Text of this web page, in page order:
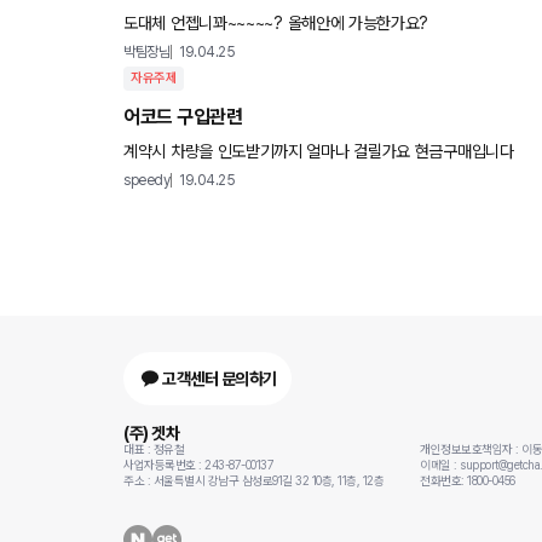
도대체 언젭니꽈~~~~~? 올해안에 가능한가요?
박팀장님 19.04.25
자유주제
어코드 구입관련
계약시 차량을 인도받기까지 얼마나 걸릴가요 현금구매입니다
speedy 19.04.25
고객센터 문의하기
(주) 겟차
대표 : 정유철
사업자등록번호 : 243-87-00137
주소 : 서울특별시 강남구 삼성로91길 32 10층, 11층, 12층
개인정보보호책임자 : 이
이메일 :
전화번호: 1800-0456